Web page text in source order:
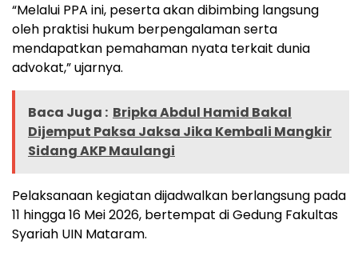
“Melalui PPA ini, peserta akan dibimbing langsung
oleh praktisi hukum berpengalaman serta
mendapatkan pemahaman nyata terkait dunia
advokat,” ujarnya.
Baca Juga : Bripka Abdul Hamid Bakal
Dijemput Paksa Jaksa Jika Kembali Mangkir
Sidang AKP Maulangi
Pelaksanaan kegiatan dijadwalkan berlangsung pada
11 hingga 16 Mei 2026, bertempat di Gedung Fakultas
Syariah UIN Mataram.